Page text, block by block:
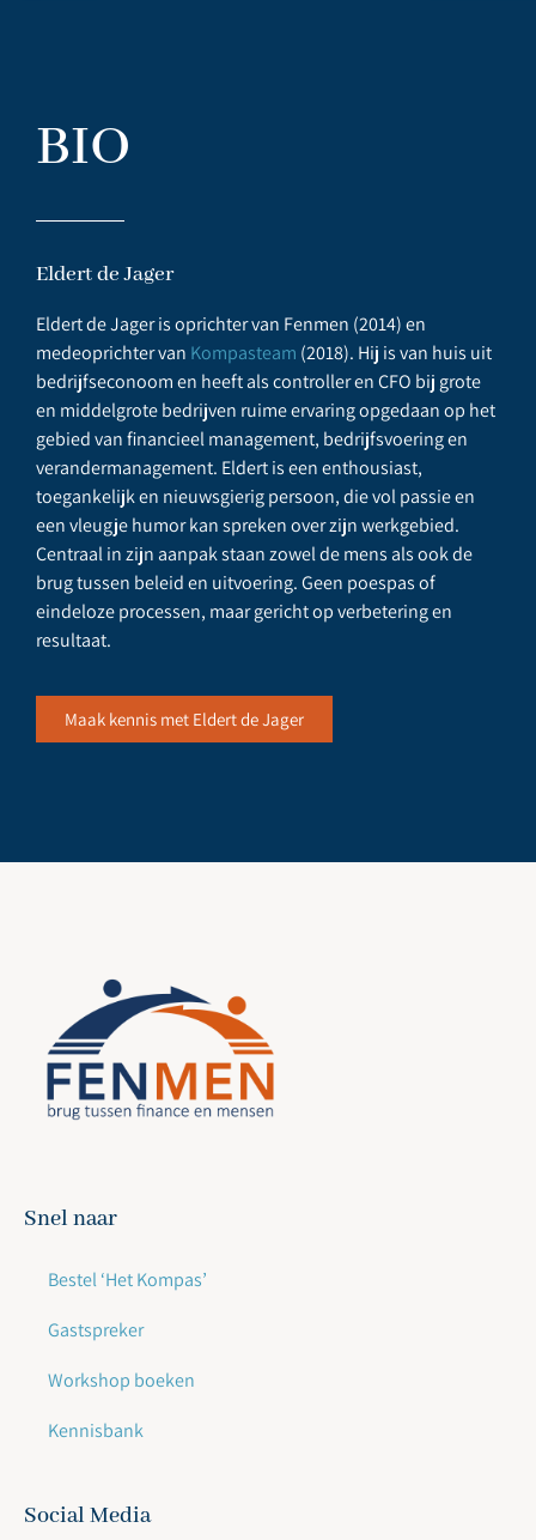
BIO
Eldert de Jager
Eldert de Jager is oprichter van Fenmen (2014) en
medeoprichter van Kompasteam (2018). Hij is van huis uit
bedrijfseconoom en heeft als controller en CFO bij grote
en middelgrote bedrijven ruime ervaring opgedaan op het
gebied van financieel management, bedrijfsvoering en
verandermanagement. Eldert is een enthousiast,
toegankelijk en nieuwsgierig persoon, die vol passie en
een vleugje humor kan spreken over zijn werkgebied.
Centraal in zijn aanpak staan zowel de mens als ook de
brug tussen beleid en uitvoering. Geen poespas of
eindeloze processen, maar gericht op verbetering en
resultaat.
Maak kennis met Eldert de Jager
Snel naar
Bestel ‘Het Kompas’
Gastspreker
Workshop boeken
Kennisbank
Social Media